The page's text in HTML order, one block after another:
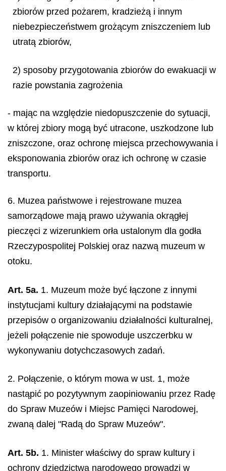
zbiorów przed pożarem, kradzieżą i innym
niebezpieczeństwem grożącym zniszczeniem lub
utratą zbiorów,
2) sposoby przygotowania zbiorów do ewakuacji w
razie powstania zagrożenia
- mając na względzie niedopuszczenie do sytuacji,
w której zbiory mogą być utracone, uszkodzone lub
zniszczone, oraz ochronę miejsca przechowywania i
eksponowania zbiorów oraz ich ochronę w czasie
transportu.
6. Muzea państwowe i rejestrowane muzea
samorządowe mają prawo używania okrągłej
pieczęci z wizerunkiem orła ustalonym dla godła
Rzeczypospolitej Polskiej oraz nazwą muzeum w
otoku.
Art. 5a. 1. Muzeum może być łączone z innymi
instytucjami kultury działającymi na podstawie
przepisów o organizowaniu działalności kulturalnej,
jeżeli połączenie nie spowoduje uszczerbku w
wykonywaniu dotychczasowych zadań.
2. Połączenie, o którym mowa w ust. 1, może
nastąpić po pozytywnym zaopiniowaniu przez Radę
do Spraw Muzeów i Miejsc Pamięci Narodowej,
zwaną dalej "Radą do Spraw Muzeów".
Art. 5b. 1. Minister właściwy do spraw kultury i
ochrony dziedzictwa narodowego prowadzi w